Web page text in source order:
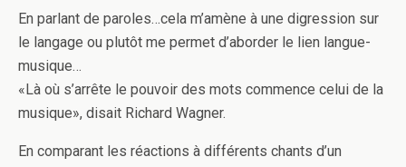
En parlant de paroles…cela m’amène à une digression sur
le langage ou plutôt me permet d’aborder le lien langue-
musique…
«Là où s’arrête le pouvoir des mots commence celui de la
musique», disait Richard Wagner.
En comparant les réactions à différents chants d’un